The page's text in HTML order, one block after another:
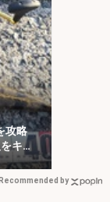
攻略
キャ
Recommended by